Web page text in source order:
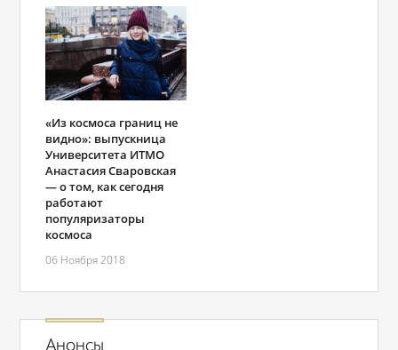
«Из космоса границ не
видно»: выпускница
Университета ИТМО
Анастасия Сваровская
— о том, как сегодня
работают
популяризаторы
космоса
06 Ноября 2018
Анонсы